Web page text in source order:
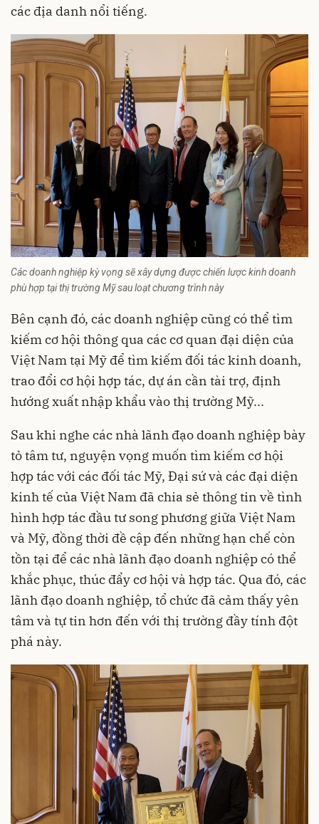
các địa danh nổi tiếng.
Các doanh nghiệp kỳ vọng sẽ xây dựng được chiến lược kinh doanh
phù hợp tại thị trường Mỹ sau loạt chương trình này
Bên cạnh đó, các doanh nghiệp cũng có thể tìm
kiếm cơ hội thông qua các cơ quan đại diện của
Việt Nam tại Mỹ để tìm kiếm đối tác kinh doanh,
trao đổi cơ hội hợp tác, dự án cần tài trợ, định
hướng xuất nhập khẩu vào thị trường Mỹ...
Sau khi nghe các nhà lãnh đạo doanh nghiệp bày
tỏ tâm tư, nguyện vọng muốn tìm kiếm cơ hội
hợp tác với các đối tác Mỹ, Đại sứ và các đại diện
kinh tế của Việt Nam đã chia sẻ thông tin về tình
hình hợp tác đầu tư song phương giữa Việt Nam
và Mỹ, đồng thời đề cập đến những hạn chế còn
tồn tại để các nhà lãnh đạo doanh nghiệp có thể
khắc phục, thúc đẩy cơ hội và hợp tác. Qua đó, các
lãnh đạo doanh nghiệp, tổ chức đã cảm thấy yên
tâm và tự tin hơn đến với thị trường đầy tính đột
phá này.